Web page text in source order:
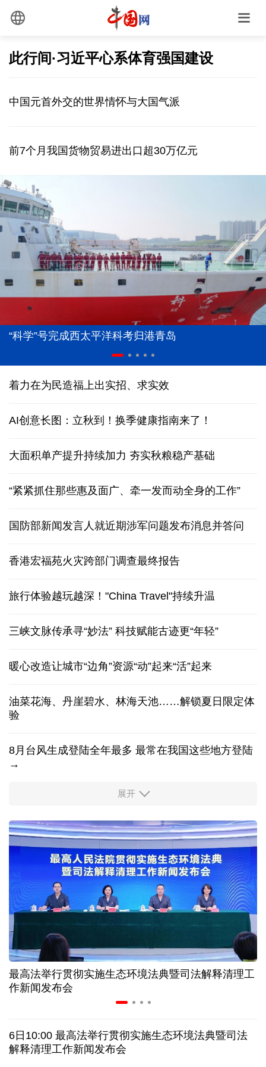
此行间·习近平心系体育强国建设
中国元首外交的世界情怀与大国气派
前7个月我国货物贸易进出口超30万亿元
“科学”号完成西太平洋科考归港青岛
着力在为民造福上出实招、求实效
AI创意长图：立秋到！换季健康指南来了！
大面积单产提升持续加力 夯实秋粮稳产基础
“紧紧抓住那些惠及面广、牵一发而动全身的工作”
国防部新闻发言人就近期涉军问题发布消息并答问
香港宏福苑火灾跨部门调查最终报告
旅行体验越玩越深！"China Travel"持续升温
三峡文脉传承寻“妙法” 科技赋能古迹更“年轻”
暖心改造让城市“边角”资源“动”起来“活”起来
油菜花海、丹崖碧水、林海天池……解锁夏日限定体
验
8月台风生成登陆全年最多 最常在我国这些地方登陆
→
柔性制造，高效匹配差异化需求
上海打通脑机接口技术走向市场的“三道关”
活力中国调研行｜江淮大地，科技成果正落地生“金”
上半年规模以上工业中小企业增加值同比增长5.8%
从纪念馆到采油一线，新时代石油人这样传承铁人精
神
创新涌动，坚韧向前——解读前7个月我国外贸成绩
日本执政当局应停止在核问题上玩火
展开
最高法举行贯彻实施生态环境法典暨司法解释清理工
作新闻发布会
6日10:00 最高法举行贯彻实施生态环境法典暨司法
解释清理工作新闻发布会